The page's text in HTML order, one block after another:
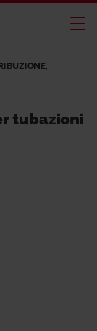
tubazioni